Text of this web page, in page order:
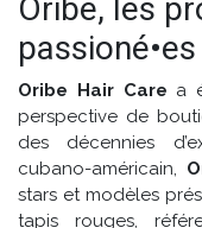
Oribe, les
Oribe Hair Care a
perspective de
des décennies
cubano-américain,
stars et modèles
tapis rouges,